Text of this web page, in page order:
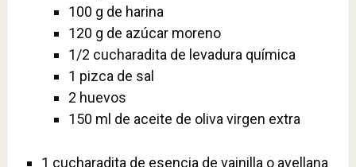
100 g de harina
120 g de azúcar moreno
1/2 cucharadita de levadura química
1 pizca de sal
2 huevos
150 ml de aceite de oliva virgen extra
1 cucharadita de esencia de vainilla o avellana